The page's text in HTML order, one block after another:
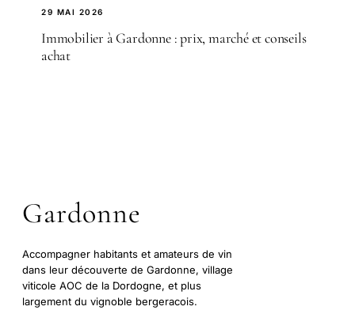
29 MAI 2026
Immobilier à Gardonne : prix, marché et conseils
achat
Gardonne
Accompagner habitants et amateurs de vin
dans leur découverte de Gardonne, village
viticole AOC de la Dordogne, et plus
largement du vignoble bergeracois.